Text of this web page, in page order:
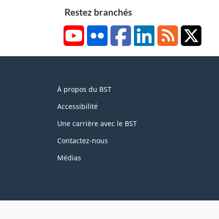
Restez branchés
YouTubeFlickr FacebookLinkedInRSS
this
site
À propos du BST
Accessibilité
Une carrière avec le BST
Contactez-nous
Médias